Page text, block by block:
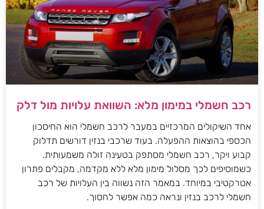
רכב חשמלי במימון מלא: השוואת עלויות מול דלק
אחד השיקולים המרכזיים במעבר לרכב חשמלי הוא החיסכון
הכספי בהוצאות ההפעלה. בעוד שרכבי בנזין דורשים תדלוק
קבוע ויקר, רכב חשמלי מסתפק בטעינה זולה משמעותית.
כשמוסיפים לכך מסלול מימון מלא ללא מקדמה, מקבלים פתרון
אטרקטיבי במיוחד. במאמר הזה נשווה בין העלויות של רכב
חשמלי לרכב בנזין ונראה כמה אפשר לחסוך.